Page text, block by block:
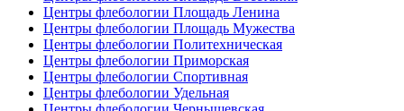
Центры флебологии Площадь Ленина
Центры флебологии Площадь Мужества
Центры флебологии Политехническая
Центры флебологии Приморская
Центры флебологии Спортивная
Центры флебологии Удельная